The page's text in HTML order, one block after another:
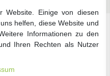
Marken
Website. Einige von diesen
helfen, diese Website und
Informationen zu den
Ihren Rechten als Nutzer